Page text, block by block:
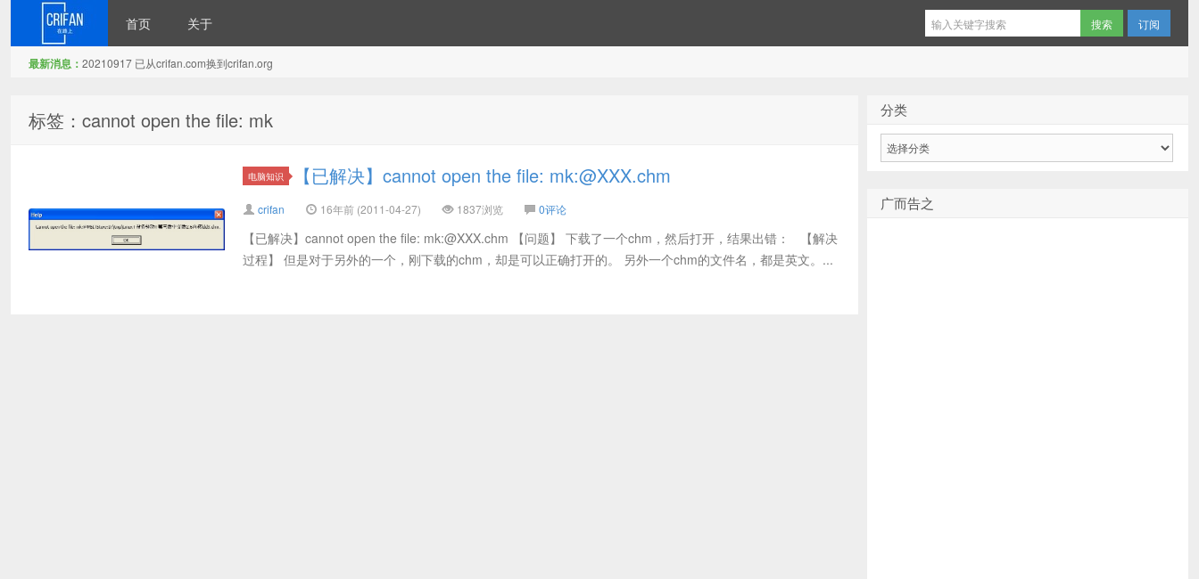
首页 关于 订阅
最新消息： 20210917 已从crifan.com换到crifan.org
标签：cannot open the file: mk
电脑知识 【已解决】cannot open the file: mk:@XXX.chm
crifan 16年前 (2011-04-27) 1837浏览 0评论
【已解决】cannot open the file: mk:@XXX.chm 【问题】 下载了一个chm，然后打开，结果出错： 【解决
过程】 但是对于另外的一个，刚下载的chm，却是可以正确打开的。 另外一个chm的文件名，都是英文。...
分类
广而告之